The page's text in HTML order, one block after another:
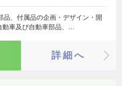
、付属品の企画・デザイン・開
車及び自動車部品、…
詳細へ